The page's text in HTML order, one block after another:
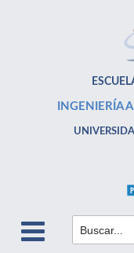
INGENIERÍA